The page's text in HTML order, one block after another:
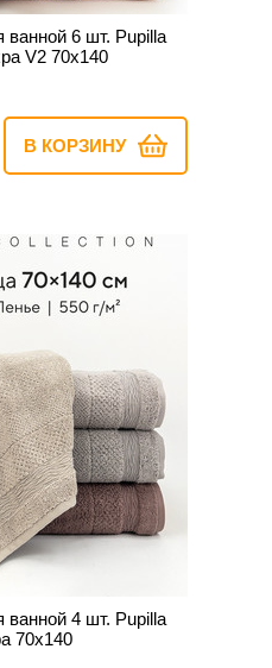
6 шт. Pupilla
V2 70х140
В КОРЗИНУ
4 шт. Pupilla
70х140